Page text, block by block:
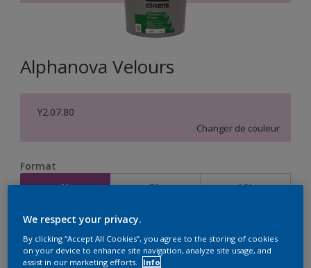
Alphanova Velours
Y2.07.80
Changer de couleur
Format
1L 5L 10L
Quantité Calculateur de peinture
Calculer
We respect your privacy.
By clicking “Accept All Cookies”, you agree to the storing of cookies
on your device to enhance site navigation, analyze site usage, and
assist in our marketing efforts.
Info